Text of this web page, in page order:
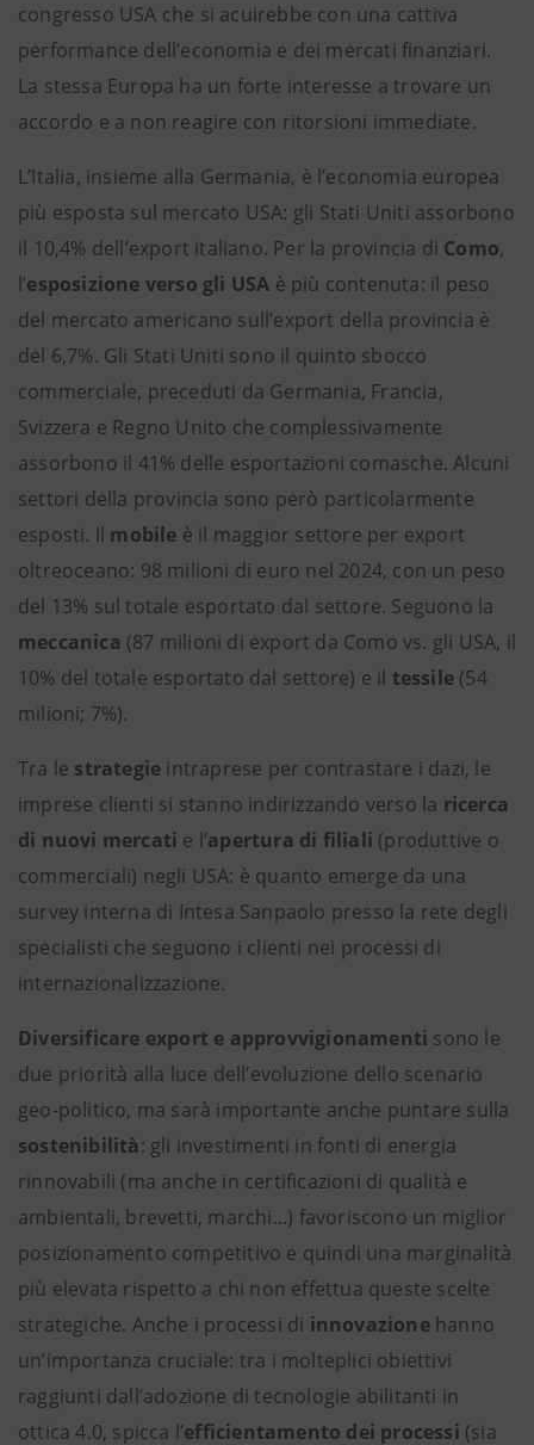
congresso USA che si acuirebbe con una cattiva
performance dell’economia e dei mercati finanziari.
La stessa Europa ha un forte interesse a trovare un
accordo e a non reagire con ritorsioni immediate.
L’Italia, insieme alla Germania, è l’economia europea
più esposta sul mercato USA: gli Stati Uniti assorbono
il 10,4% dell’export italiano. Per la provincia di Como,
l’esposizione verso gli USA è più contenuta: il peso
del mercato americano sull’export della provincia è
del 6,7%. Gli Stati Uniti sono il quinto sbocco
commerciale, preceduti da Germania, Francia,
Svizzera e Regno Unito che complessivamente
assorbono il 41% delle esportazioni comasche. Alcuni
settori della provincia sono però particolarmente
esposti. Il mobile è il maggior settore per export
oltreoceano: 98 milioni di euro nel 2024, con un peso
del 13% sul totale esportato dal settore. Seguono la
meccanica (87 milioni di export da Como vs. gli USA, il
10% del totale esportato dal settore) e il tessile (54
milioni; 7%).
Tra le strategie intraprese per contrastare i dazi, le
imprese clienti si stanno indirizzando verso la ricerca
di nuovi mercati e l’apertura di filiali (produttive o
commerciali) negli USA: è quanto emerge da una
survey interna di Intesa Sanpaolo presso la rete degli
specialisti che seguono i clienti nei processi di
internazionalizzazione.
Diversificare export e approvvigionamenti sono le
due priorità alla luce dell’evoluzione dello scenario
geo-politico, ma sarà importante anche puntare sulla
sostenibilità: gli investimenti in fonti di energia
rinnovabili (ma anche in certificazioni di qualità e
ambientali, brevetti, marchi...) favoriscono un miglior
posizionamento competitivo e quindi una marginalità
più elevata rispetto a chi non effettua queste scelte
strategiche. Anche i processi di innovazionehanno
un’importanza cruciale: tra i molteplici obiettivi
raggiunti dall’adozione di tecnologie abilitanti in
ottica 4.0, spicca l’efficientamento dei processi (sia